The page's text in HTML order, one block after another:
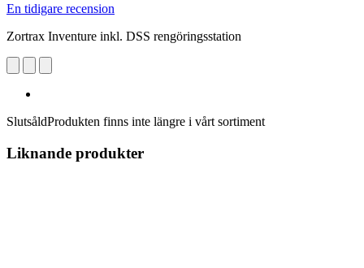
En tidigare recension
Zortrax Inventure inkl. DSS rengöringsstation
SlutsåldProdukten finns inte längre i vårt sortiment
Liknande produkter